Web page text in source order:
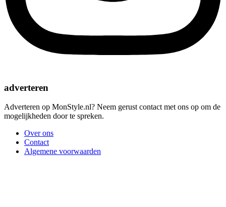
adverteren
Adverteren op MonStyle.nl? Neem gerust contact met ons op om de
mogelijkheden door te spreken.
Over ons
Contact
Algemene voorwaarden